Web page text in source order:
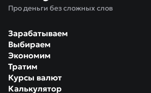
Про деньги без сложных слов
Зарабатываем
Выбираем
Экономим
Тратим
Курсы валют
Калькулятор